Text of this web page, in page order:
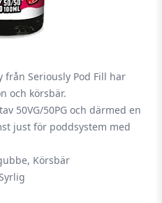
från Seriously Pod Fill har
och körsbär.
50VG/50PG och därmed en
just för poddsystem med
Körsbär